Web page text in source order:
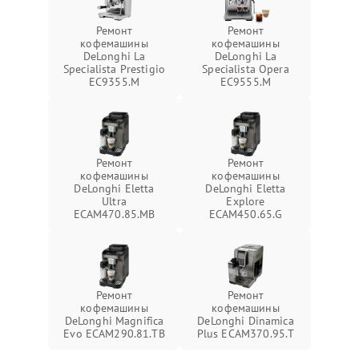
Ремонт
кофемашины
DeLonghi La
Specialista Prestigio
EC9355.M
Ремонт
кофемашины
DeLonghi La
Specialista Opera
EC9555.M
Ремонт
кофемашины
DeLonghi Eletta
Ultra
ECAM470.85.MB
Ремонт
кофемашины
DeLonghi Eletta
Explore
ECAM450.65.G
Ремонт
кофемашины
DeLonghi Magnifica
Evo ECAM290.81.TB
Ремонт
кофемашины
DeLonghi Dinamica
Plus ECAM370.95.T